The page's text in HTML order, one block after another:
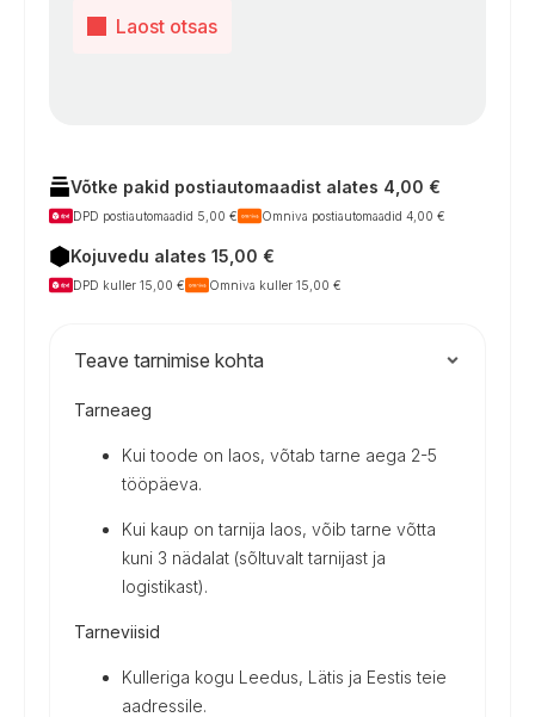
Laost otsas
Võtke pakid postiautomaadist alates 4,00 €
DPD postiautomaadid 5,00 € Omniva postiautomaadid 4,00 €
Kojuvedu alates 15,00 €
DPD kuller 15,00 € Omniva kuller 15,00 €
Teave tarnimise kohta
Tarneaeg
Kui toode on laos, võtab tarne aega 2-5
tööpäeva.
Kui kaup on tarnija laos, võib tarne võtta
kuni 3 nädalat (sõltuvalt tarnijast ja
logistikast).
Tarneviisid
Kulleriga kogu Leedus, Lätis ja Eestis teie
aadressile.